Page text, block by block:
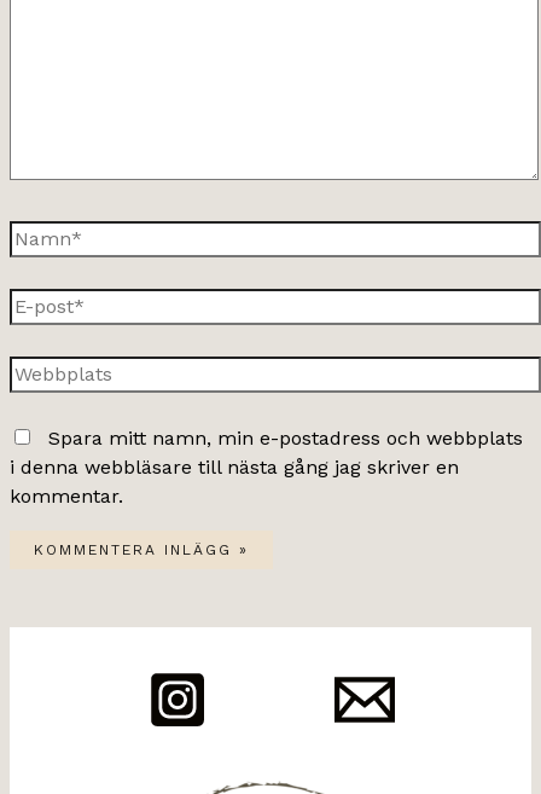
Namn*
E-
post*
Webbplats
Spara mitt namn, min e-postadress och webbplats
i denna webbläsare till nästa gång jag skriver en
kommentar.